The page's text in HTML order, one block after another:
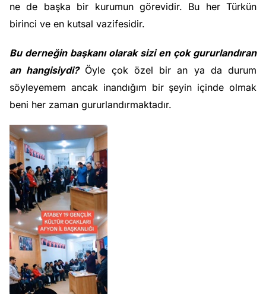
ne de başka bir kurumun görevidir. Bu her Türkün
birinci ve en kutsal vazifesidir.
Bu derneğin başkanı olarak sizi en çok gururlandıran
an hangisiydi?Öyle çok özel bir an ya da durum
söyleyemem ancak inandığım bir şeyin içinde olmak
beni her zaman gururlandırmaktadır.